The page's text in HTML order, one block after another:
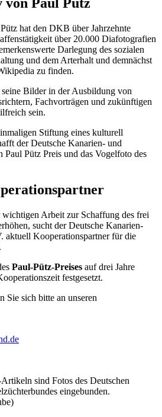
hat den DKB über Jahrzehnte
über 20.000 Diafotografien
Darlegung des sozialen
und dem Arterhalt und demnächst
zu finden.
Bilder in der Ausbildung von
Fachvorträgen und zukünftigen
sein.
Stiftung eines kulturell
der Deutsche Kanarien- und
Paul Pütz Preis und das Vogelfoto des
Arbeit zur Schaffung des frei
sucht der Deutsche Kanarien-
aktuell Kooperationspartner für die
Paul-Pütz-Preises auf drei Jahre
festgesetzt.
Sie sich bitte an unseren
sind Fotos des Deutschen
eingebunden.